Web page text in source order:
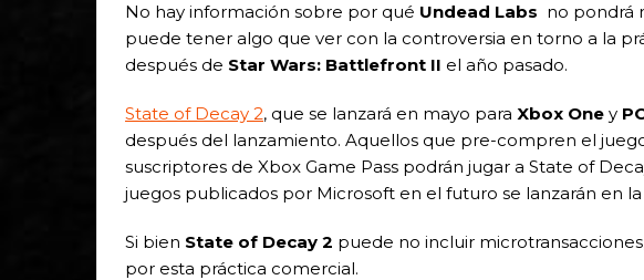
No hay información sobre por qué Undead Labs no pondrá
puede tener algo que ver con la controversia en torno a la
después de Star Wars: Battlefront II el año pasado.
State of Decay 2, que se lanzará en mayo para Xbox One y
después del lanzamiento. Aquellos que pre-compren el
suscriptores de Xbox Game Pass podrán jugar a State of
juegos publicados por Microsoft en el futuro se lanzarán en
Si bien State of Decay 2 puede no incluir
por esta práctica comercial.